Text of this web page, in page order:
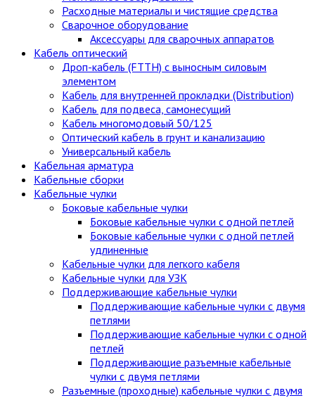
Расходные материалы и чистящие средства
Сварочное оборудование
Аксессуары для сварочных аппаратов
Кабель оптический
Дроп-кабель (FTTH) с выносным силовым
элементом
Кабель для внутренней прокладки (Distribution)
Кабель для подвеса, самонесущий
Кабель многомодовый 50/125
Оптический кабель в грунт и канализацию
Универсальный кабель
Кабельная арматура
Кабельные сборки
Кабельные чулки
Боковые кабельные чулки
Боковые кабельные чулки с одной петлей
Боковые кабельные чулки с одной петлей
удлиненные
Кабельные чулки для легкого кабеля
Кабельные чулки для УЗК
Поддерживающие кабельные чулки
Поддерживающие кабельные чулки с двумя
петлями
Поддерживающие кабельные чулки с одной
петлей
Поддерживающие разъемные кабельные
чулки с двумя петлями
Разъемные (проходные) кабельные чулки с двумя